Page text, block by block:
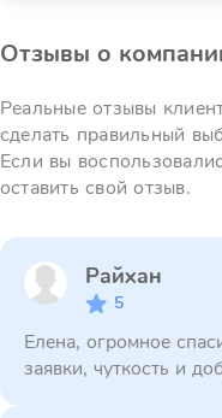
Отзывы о
Реальные отзывы
сделать правильный
Если вы
оставить свой отзыв.
Райхан
5
Елена, огромное
заявки, чуткость и